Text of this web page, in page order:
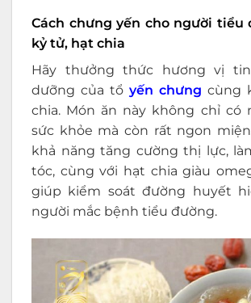
Cách chưng yến cho người tiểu
kỷ tử, hạt chia
Hãy thưởng thức hương vị
dưỡng của tổ yến chưng cùng
chia. Món ăn này không chỉ có
sức khỏe mà còn rất ngon
khả năng tăng cường thị lực,
tóc, cùng với hạt chia giàu
giúp kiểm soát đường huyết
người mắc bệnh tiểu đường.